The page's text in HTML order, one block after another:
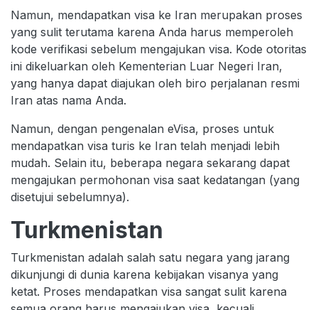
Namun, mendapatkan visa ke Iran merupakan proses
yang sulit terutama karena Anda harus memperoleh
kode verifikasi sebelum mengajukan visa. Kode otoritas
ini dikeluarkan oleh Kementerian Luar Negeri Iran,
yang hanya dapat diajukan oleh biro perjalanan resmi
Iran atas nama Anda.
Namun, dengan pengenalan eVisa, proses untuk
mendapatkan visa turis ke Iran telah menjadi lebih
mudah. Selain itu, beberapa negara sekarang dapat
mengajukan permohonan visa saat kedatangan (yang
disetujui sebelumnya).
Turkmenistan
Turkmenistan adalah salah satu negara yang jarang
dikunjungi di dunia karena kebijakan visanya yang
ketat. Proses mendapatkan visa sangat sulit karena